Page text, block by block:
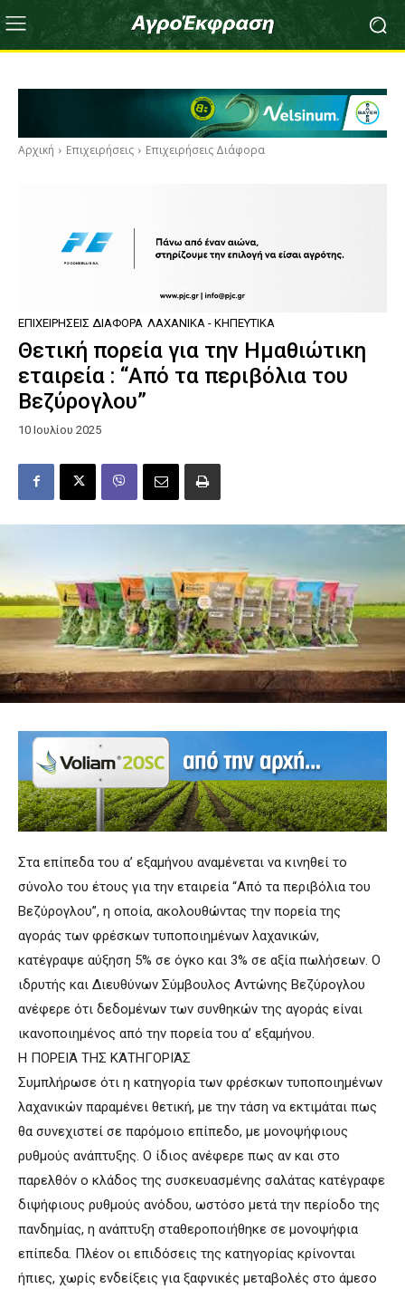
Αρχική Επιχειρήσεις Επιχειρήσεις Διάφορα
ΕΠΙΧΕΙΡΉΣΕΙΣ ΔΙΆΦΟΡΑ ΛΑΧΑΝΙΚΆ - ΚΗΠΕΥΤΙΚΆ
Θετική πορεία για την Ημαθιώτικη
εταιρεία : “Από τα περιβόλια του
Βεζύρογλου”
10 Ιουλίου 2025
Στα επίπεδα του α’ εξαμήνου αναμένεται να κινηθεί το
σύνολο του έτους για την εταιρεία “Από τα περιβόλια του
Βεζύρογλου”, η οποία, ακολουθώντας την πορεία της
αγοράς των φρέσκων τυποποιημένων λαχανικών,
κατέγραψε αύξηση 5% σε όγκο και 3% σε αξία πωλήσεων. Ο
ιδρυτής και Διευθύνων Σύμβουλος Αντώνης Βεζύρογλου
ανέφερε ότι δεδομένων των συνθηκών της αγοράς είναι
ικανοποιημένος από την πορεία του α’ εξαμήνου.
Η ΠΟΡΕΙΆ ΤΗΣ ΚΆΤΗΓΟΡΙΆΣ
Συμπλήρωσε ότι η κατηγορία των φρέσκων τυποποιημένων
λαχανικών παραμένει θετική, με την τάση να εκτιμάται πως
θα συνεχιστεί σε παρόμοιο επίπεδο, με μονοψήφιους
ρυθμούς ανάπτυξης. Ο ίδιος ανέφερε πως αν και στο
παρελθόν ο κλάδος της συσκευασμένης σαλάτας κατέγραφε
διψήφιους ρυθμούς ανόδου, ωστόσο μετά την περίοδο της
πανδημίας, η ανάπτυξη σταθεροποιήθηκε σε μονοψήφια
επίπεδα. Πλέον οι επιδόσεις της κατηγορίας κρίνονται
ήπιες, χωρίς ενδείξεις για ξαφνικές μεταβολές στο άμεσο